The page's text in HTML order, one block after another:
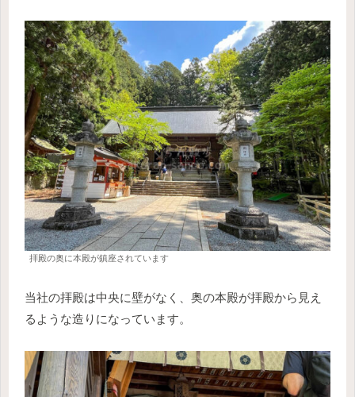
拝殿の奥に本殿が鎮座されています
当社の拝殿は中央に壁がなく、奥の本殿が拝殿から見え
るような造りになっています。